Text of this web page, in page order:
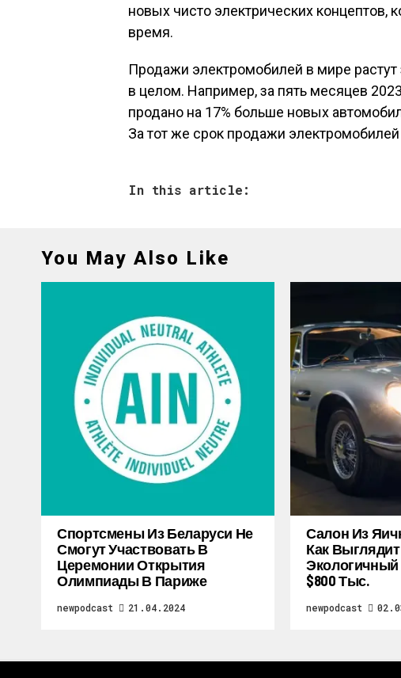
новых чисто электрических
время.
Продажи электромобилей в мире
в целом. Например, за пять месяцев
продано на 17% больше новых
За тот же срок продажи
In this article:
You May Also Like
Спортсмены Из Беларуси Не
Смогут Участвовать В
Церемонии Открытия
Олимпиады В Париже
newpodcast 21.04.2024
Салон Из
Как
Экологичный
$800 Тыс.
newpodcast